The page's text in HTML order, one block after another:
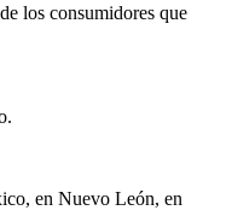
los consumidores que
en Nuevo León, en